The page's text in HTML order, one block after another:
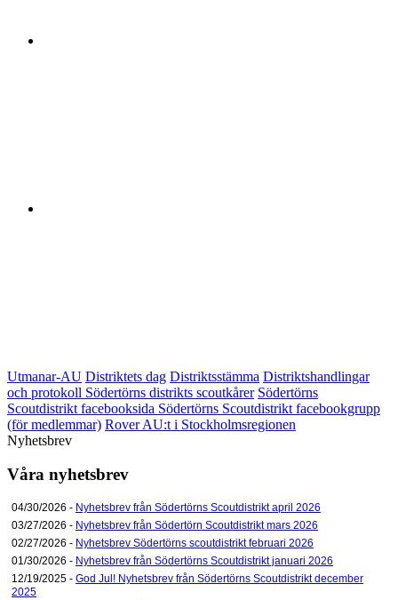
Utmanar-AU Distriktets dag Distriktsstämma Distriktshandlingar
och protokoll Södertörns distrikts scoutkårer Södertörns
Scoutdistrikt facebooksida Södertörns Scoutdistrikt facebookgrupp
(för medlemmar) Rover AU:t i Stockholmsregionen
Nyhetsbrev
Våra nyhetsbrev
04/30/2026 - Nyhetsbrev från Södertörns Scoutdistrikt april 2026
03/27/2026 - Nyhetsbrev från Södertörn Scoutdistrikt mars 2026
02/27/2026 - Nyhetsbrev Södertörns scoutdistrikt februari 2026
01/30/2026 - Nyhetsbrev från Södertörns Scoutdistrikt januari 2026
12/19/2025 - God Jul! Nyhetsbrev från Södertörns Scoutdistrikt december
2025